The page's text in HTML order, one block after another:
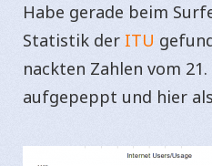
Habe gerade beim
Statistik der ITU
nackten Zahlen vom
aufgepeppt und hier